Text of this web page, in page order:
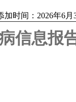
公
2026.08.03
加时间：2026年6月
信息报